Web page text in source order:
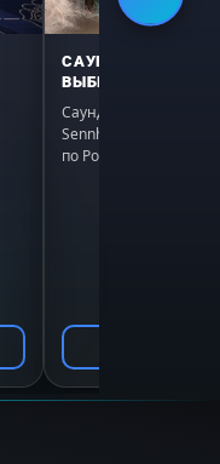
САУНДБАР –
ВЫБРАТЬ В 2026
Саундбары в STORE-
Sennheiser. Подбор
по России, гарантия.